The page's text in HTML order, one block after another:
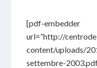
[pdf-embedder
url=”http://
content/uploads/
settembre-